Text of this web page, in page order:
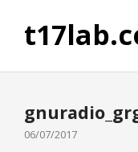
06/07/2017